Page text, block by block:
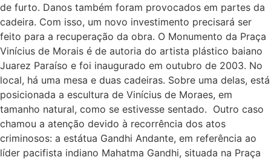
de furto. Danos também foram provocados em partes da
cadeira. Com isso, um novo investimento precisará ser
feito para a recuperação da obra. O Monumento da Praça
Vinícius de Morais é de autoria do artista plástico baiano
Juarez Paraíso e foi inaugurado em outubro de 2003. No
local, há uma mesa e duas cadeiras. Sobre uma delas, está
posicionada a escultura de Vinícius de Moraes, em
tamanho natural, como se estivesse sentado. Outro caso
chamou a atenção devido à recorrência dos atos
criminosos: a estátua Gandhi Andante, em referência ao
líder pacifista indiano Mahatma Gandhi, situada na Praça